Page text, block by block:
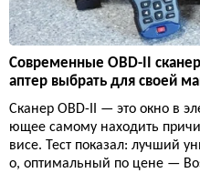
Современные OBD-II
аптер выбрать для своей
Сканер OBD-II — это окно в
ющее самому находить
висе. Тест показал: лучший
o, оптимальный по цене —